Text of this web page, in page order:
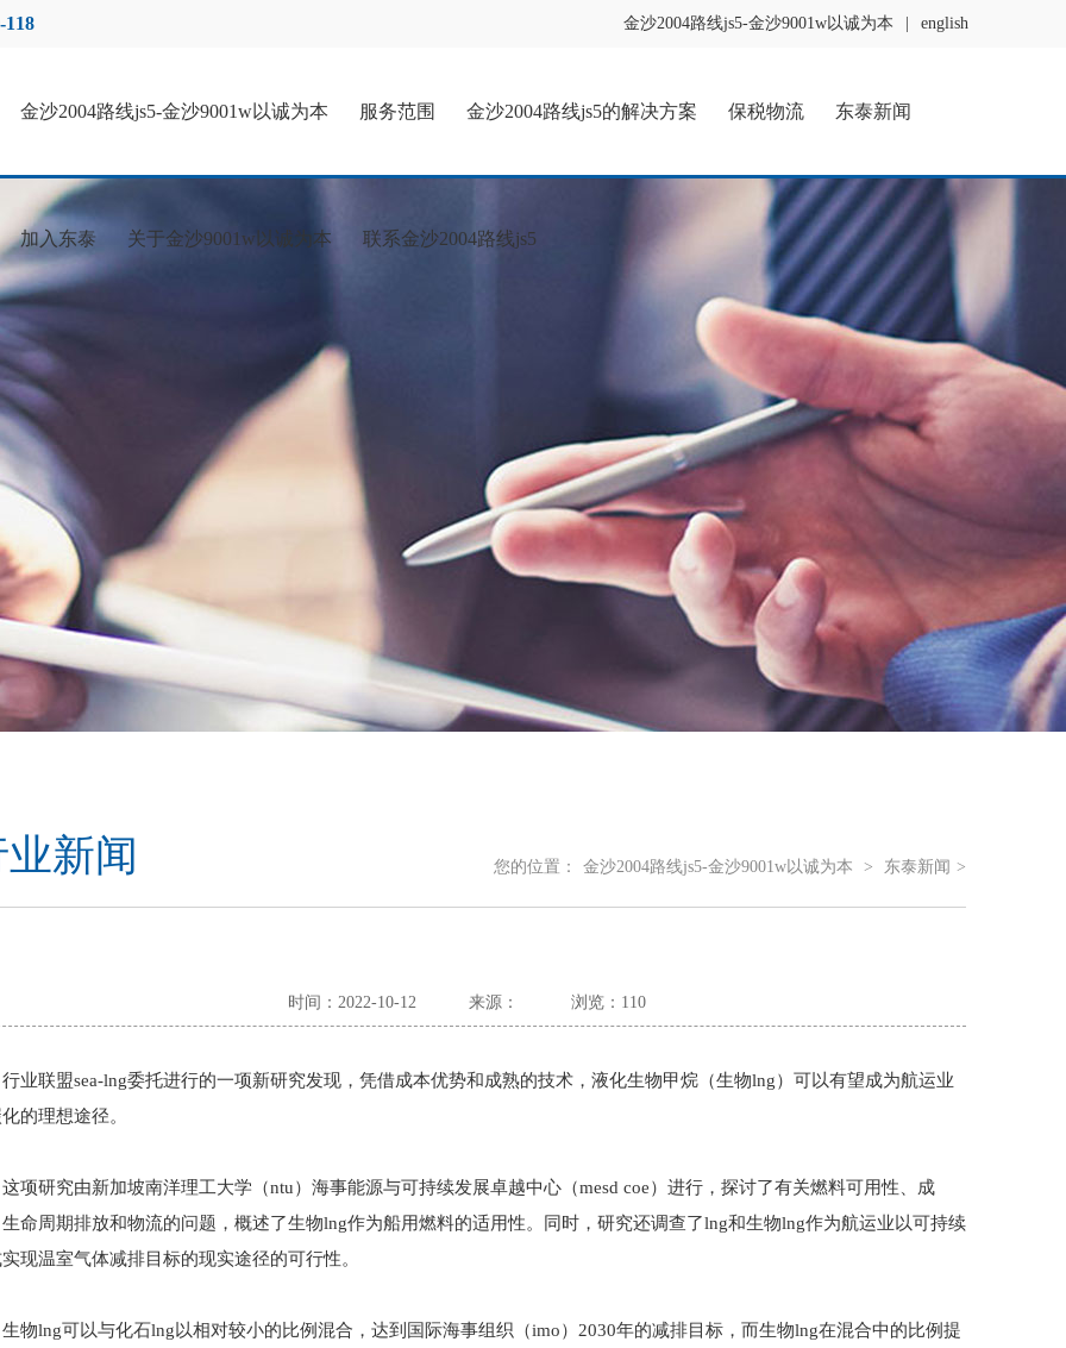
118 金沙2004路线js5-金沙9001w以诚为本 english
金沙2004路线js5-金沙9001w以诚为本
服务范围 金沙2004路线js5的解决方案 保税物流 东泰新闻
加入东泰 关于金沙9001w以诚为本 联系金沙2004路线js5
新闻 您的位置： 金沙2004路线js5-金沙9001w以诚为本 > 东泰新闻 >
时间：2022-10-12 来源： 浏览：110
行业联盟sea-lng委托进行的一项新研究发现，凭借成本优势和成熟的技术，液化生物甲烷（生物lng）可以有望成为航运业
的理想途径。
这项研究由新加坡南洋理工大学（ntu）海事能源与可持续发展卓越中心（mesd coe）进行，探讨了有关燃料可用性、成
命周期排放和物流的问题，概述了生物lng作为船用燃料的适用性。同时，研究还调查了lng和生物lng作为航运业以可持续
现温室气体减排目标的现实途径的可行性。
生物lng可以与化石lng以相对较小的比例混合，达到国际海事组织（imo）2030年的减排目标，而生物lng在混合中的比例提